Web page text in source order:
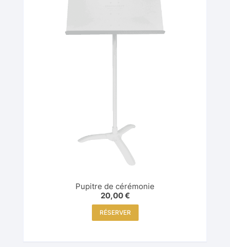
Pupitre de cérémonie
20,00€
RÉSERVER